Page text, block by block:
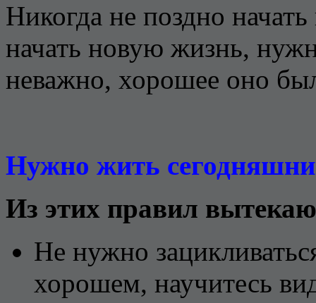
Никогда не поздно
начать новую жизнь,
неважно, хорошее оно
Нужно жить
Из этих правил
Не нужно
хорошем, научитесь